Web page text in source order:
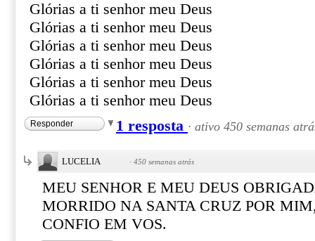
Glórias a ti senhor meu Deus
Glórias a ti senhor meu Deus
Glórias a ti senhor meu Deus
Glórias a ti senhor meu Deus
Glórias a ti senhor meu Deus
Glórias a ti senhor meu Deus
Responder 1 resposta · ativo 450 semanas
LUCELIA · 450 semanas atrás
MEU SENHOR E MEU DEUS
MORRIDO NA SANTA CRUZ POR
CONFIO EM VOS.